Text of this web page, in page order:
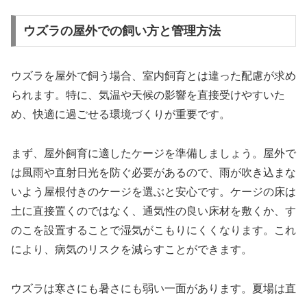
ウズラの屋外での飼い方と管理方法
ウズラを屋外で飼う場合、室内飼育とは違った配慮が求め
られます。特に、気温や天候の影響を直接受けやすいた
め、快適に過ごせる環境づくりが重要です。
まず、屋外飼育に適したケージを準備しましょう。屋外で
は風雨や直射日光を防ぐ必要があるので、雨が吹き込まな
いよう屋根付きのケージを選ぶと安心です。ケージの床は
土に直接置くのではなく、通気性の良い床材を敷くか、す
のこを設置することで湿気がこもりにくくなります。これ
により、病気のリスクを減らすことができます。
ウズラは寒さにも暑さにも弱い一面があります。夏場は直